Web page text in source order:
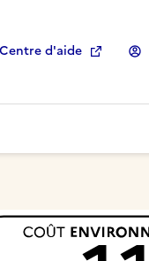
Centre d'aide